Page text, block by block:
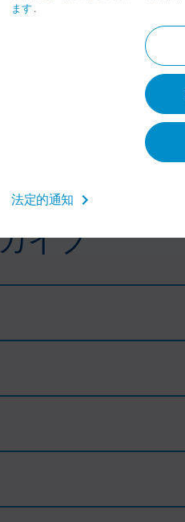
ます .
法定的通知
イブ